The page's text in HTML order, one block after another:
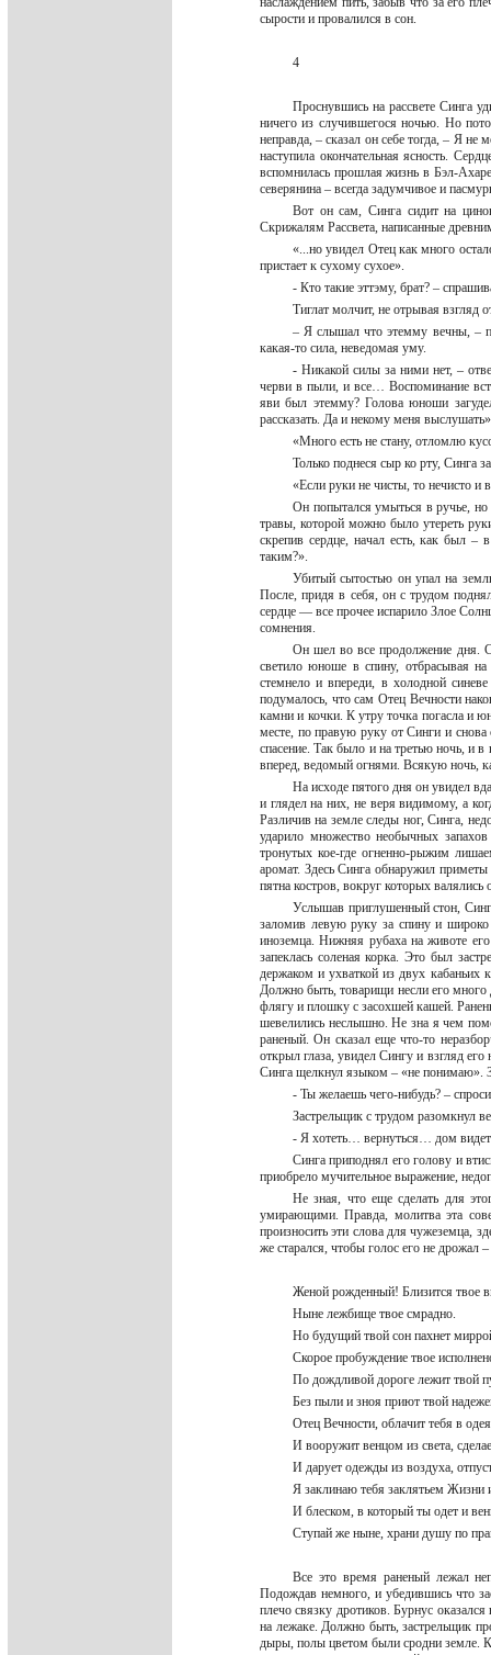
сырости и провалился в сон.
4
Проснувшись на рассвете Синга
ничего из случившегося ночью. Но
неправда, – сказал он себе тогда, – Я
наступила окончательная ясность.
вспомнилась прошлая жизнь в Бэл-
северянина – всегда задумчивое и
Вот он сам, Синга сидит на
Скрижалям Рассвета, написанные
«...но увидел Отец как много
пристает к сухому сухое».
- Кто такие эттэму, брат? –
Тиглат молчит, не отрывая взгляд
– Я слышал что этемму вечны, –
какая-то сила, неведомая уму.
- Никакой силы за ними нет, –
черви в пыли, и все… Воспоминание
яви был этемму? Голова юноши
рассказать. Да и некому меня
«Много есть не стану, отломлю
Только поднеся сыр ко рту, Синга
«Если руки не чисты, то нечисто и
Он попытался умыться в ручье, но
травы, которой можно было утереть
скрепив сердце, начал есть, как был –
таким?».
Убитый сытостью он упал на
После, придя в себя, он с трудом
сердце — все прочее испарило Злое
сомнения.
Он шел во все продолжение дня.
светило юноше в спину, отбрасывая
стемнело и впереди, в холодной
подумалось, что сам Отец Вечности
камни и кочки. К утру точка погасла и
месте, по правую руку от Синги и снова
спасение. Так было и на третью ночь, и
вперед, ведомый огнями. Всякую ночь,
На исходе пятого дня он увидел
и глядел на них, не веря видимому, а
Различив на земле следы ног, Синга,
ударило множество необычных
тронутых кое-где огненно-рыжим
аромат. Здесь Синга обнаружил
пятна костров, вокруг которых валялись
Услышав приглушенный стон,
заломив левую руку за спину и
иноземца. Нижняя рубаха на животе
запеклась соленая корка. Это был
держаком и ухваткой из двух кабаньих
Должно быть, товарищи несли его много
флягу и плошку с засохшей кашей.
шевелились неслышно. Не зна я чем
раненый. Он сказал еще что-то
открыл глаза, увидел Сингу и взгляд
Синга щелкнул языком – «не понимаю».
- Ты желаешь чего-нибудь? –
Застрельщик с трудом разомкнул
- Я хотеть… вернуться… дом
Синга приподнял его голову и
приобрело мучительное выражение,
Не зная, что еще сделать для
умирающими. Правда, молитва эта
произносить эти слова для чужеземца,
же старался, чтобы голос его не
Женой рожденный! Близится твое
Ныне лежбище твое смрадно.
Но будущий твой сон пахнет
Скорое пробуждение твое
По дождливой дороге лежит твой
Без пыли и зноя приют твой
Отец Вечности, облачит тебя в
И вооружит венцом из света,
И дарует одежды из воздуха,
Я заклинаю тебя заклятьем
И блеском, в который ты одет и
Ступай же ныне, храни душу по
Все это время раненый лежал
Подождав немного, и убедившись что
плечо связку дротиков. Бурнус
на лежаке. Должно быть, застрельщик
дыры, полы цветом были сродни земле.